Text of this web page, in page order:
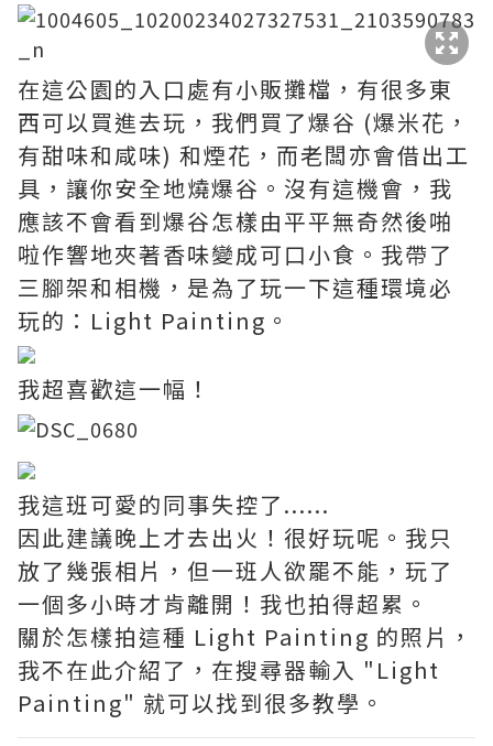
在這公園的入口處有小販攤檔，有很多東
西可以買進去玩，我們買了爆谷 (爆米花，
有甜味和咸味) 和煙花，而老闆亦會借出工
具，讓你安全地燒爆谷。沒有這機會，我
應該不會看到爆谷怎樣由平平無奇然後啪
啦作響地夾著香味變成可口小食。我帶了
三腳架和相機，是為了玩一下這種環境必
玩的：Light Painting。
我超喜歡這一幅！
我這班可愛的同事失控了......
因此建議晚上才去出火！很好玩呢。我只
放了幾張相片，但一班人欲罷不能，玩了
一個多小時才肯離開！我也拍得超累。
關於怎樣拍這種 Light Painting 的照片，
我不在此介紹了，在搜尋器輸入 "Light
Painting" 就可以找到很多教學。